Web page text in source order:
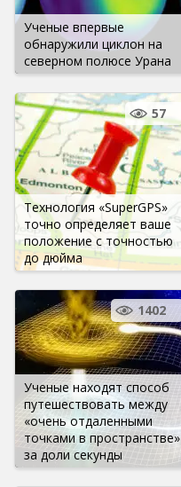
Ученые впервые
обнаружили циклон на
северном полюсе Урана
Технология «SuperGPS»
точно определяет ваше
положение с точностью
до дюйма
57
Ученые находят способ
путешествовать между
«очень отдаленными
точками в пространстве»
за доли секунды
1402